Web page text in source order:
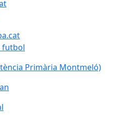
futbol
Primària Montmeló)